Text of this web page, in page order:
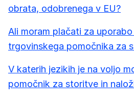
obrata, odobrenega v EU?
Ali moram plačati za
trgovinskega pomočnika za
V katerih jezikih je na voljo
pomočnik za storitve in